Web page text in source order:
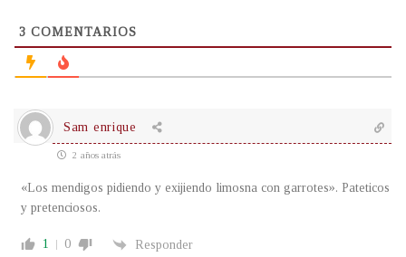
3 COMENTARIOS
Sam enrique
2 años atrás
«Los mendigos pidiendo y exijiendo limosna con garrotes». Pateticos
y pretenciosos.
1 0 Responder